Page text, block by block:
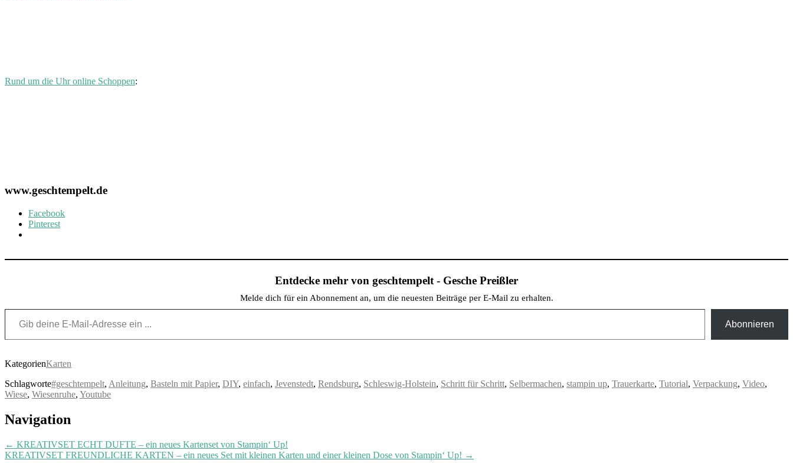
Rund um die Uhr online Schoppen:
www.geschtempelt.de
Facebook
Pinterest
Entdecke mehr von geschtempelt - Gesche Preißler
Melde dich für ein Abonnement an, um die neuesten Beiträge per E-Mail zu erhalten.
Gib deine E-Mail-Adresse ein ...
Abonnieren
KategorienKarten
Schlagworte#geschtempelt, Anleitung, Basteln mit Papier, DIY, einfach, Jevenstedt, Rendsburg, Schleswig-Holstein, Schritt für Schritt, Selbermachen, stampin up, Trauerkarte, Tutorial, Verpackung, Video,
Wiese, Wiesenruhe, Youtube
Post
Navigation
← KREATIVSET ECHT DUFTE – ein neues Kartenset von Stampin‘ Up!
KREATIVSET FREUNDLICHE KARTEN – ein neues Set mit kleinen Karten und einer kleinen Dose von Stampin‘ Up! →